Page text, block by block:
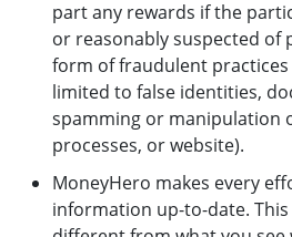
part any rewards if the
or reasonably suspected of
form of fraudulent
limited to false identities,
spamming or manipulation
processes, or website).
MoneyHero makes every
information up-to-date.